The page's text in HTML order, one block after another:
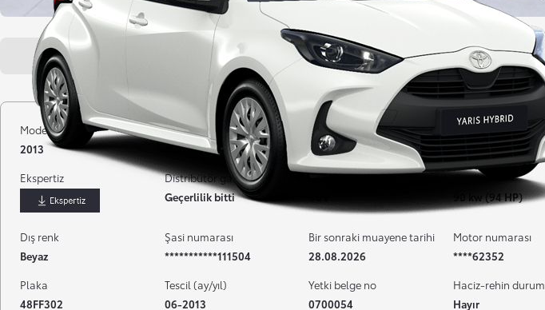
Genel bakış Araç özellikleri Bayi bilgisi
Model yılı
2013
Kilometre
158.000 km
Yakıt
Benzin
Şanzıman
Manuel
Ekspertiz
İndir
Distribütör garantisi
Geçerlilik bitti
Gövde tipi
Güç
90 kw (94 HP)
Dış renk
Beyaz
Şasi numarası
***********111504
Bir sonraki muayene tarihi
28.08.2026
Motor numarası
****62352
Plaka
48FF302
Tescil (ay/yıl)
06-2013
Yetki belge no
0700054
Haciz-rehin durum
Hayır